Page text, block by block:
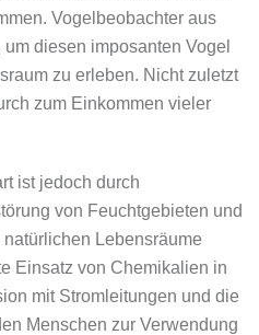
Vogelbeobachter aus
diesen imposanten Vogel
zu erleben. Nicht zuletzt
zum Einkommen vieler
ist jedoch durch
von Feuchtgebieten und
Lebensräume
Einsatz von Chemikalien in
mit Stromleitungen und die
Menschen zur Verwendung